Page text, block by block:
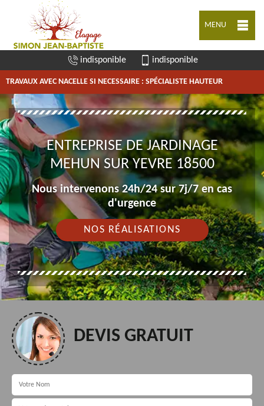
MENU
indisponible indisponible
TRAVAUX AVEC NACELLE SI NECESSAIRE : SPÉCIALISTE HAUTEUR
ENTREPRISE DE JARDINAGE
MEHUN SUR YEVRE 18500
Nous intervenons 24h/24 sur 7j/7 en cas
d'urgence
NOS RÉALISATIONS
DEVIS GRATUIT